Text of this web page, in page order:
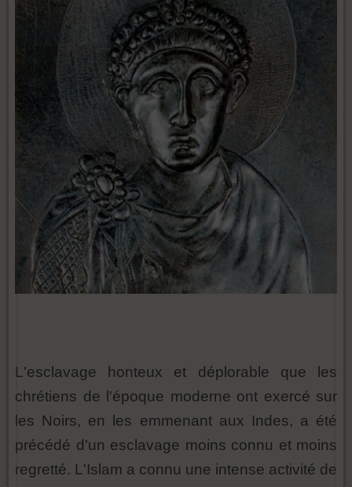
L'esclavage honteux et déplorable que les
chrétiens de l'époque moderne ont exercé sur
les Noirs, en les emmenant aux Indes, a été
précédé d'un esclavage moins connu et moins
regretté. L'Islam a connu une intense activité de